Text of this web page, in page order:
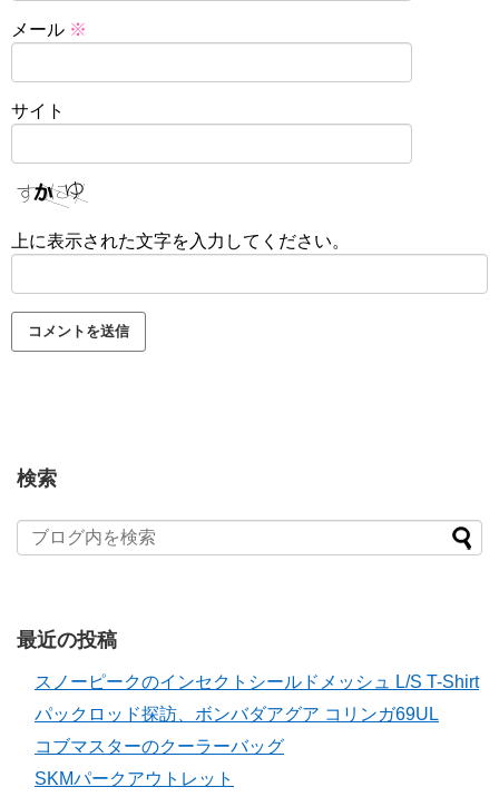
メール ※
サイト
上に表示された文字を入力してください。
検索
最近の投稿
スノーピークのインセクトシールドメッシュ L/S T-Shirt
パックロッド探訪、ボンバダアグア コリンガ69UL
コブマスターのクーラーバッグ
SKMパークアウトレット